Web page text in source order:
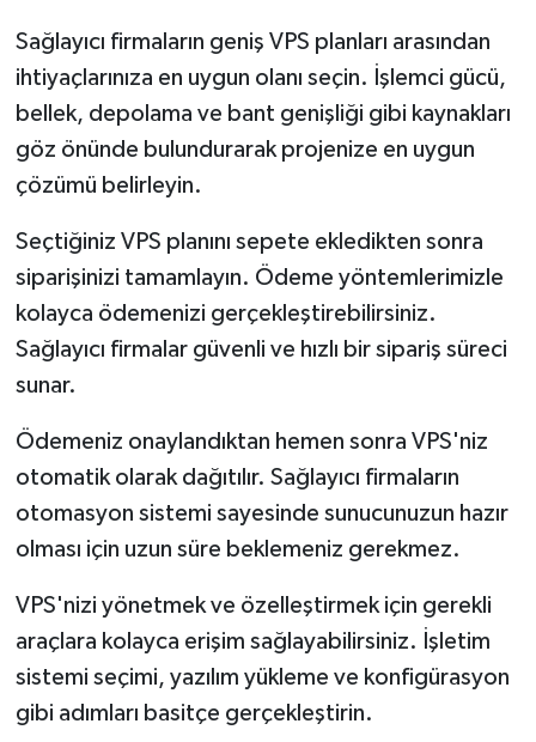
Sağlayıcı firmaların geniş VPS planları arasından
ihtiyaçlarınıza en uygun olanı seçin. İşlemci gücü,
bellek, depolama ve bant genişliği gibi kaynakları
göz önünde bulundurarak projenize en uygun
çözümü belirleyin.
Seçtiğiniz VPS planını sepete ekledikten sonra
siparişinizi tamamlayın. Ödeme yöntemlerimizle
kolayca ödemenizi gerçekleştirebilirsiniz.
Sağlayıcı firmalar güvenli ve hızlı bir sipariş süreci
sunar.
Ödemeniz onaylandıktan hemen sonra VPS'niz
otomatik olarak dağıtılır. Sağlayıcı firmaların
otomasyon sistemi sayesinde sunucunuzun hazır
olması için uzun süre beklemeniz gerekmez.
VPS'nizi yönetmek ve özelleştirmek için gerekli
araçlara kolayca erişim sağlayabilirsiniz. İşletim
sistemi seçimi, yazılım yükleme ve konfigürasyon
gibi adımları basitçe gerçekleştirin.